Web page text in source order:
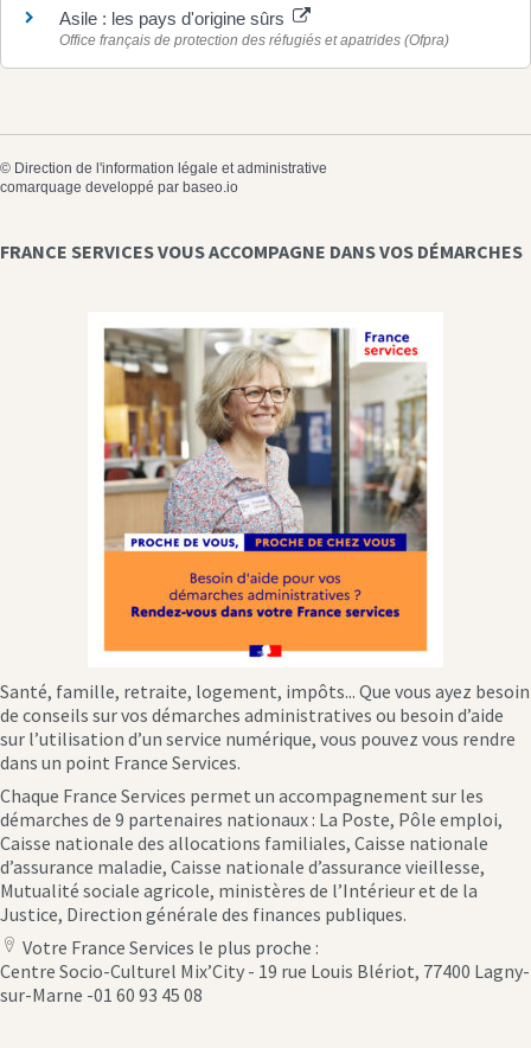
Asile : les pays d'origine sûrs
Office français de protection des réfugiés et apatrides (Ofpra)
© Direction de l'information légale et administrative
comarquage developpé par baseo.io
FRANCE SERVICES VOUS ACCOMPAGNE DANS VOS DÉMARCHES
Santé, famille, retraite, logement, impôts... Que vous ayez besoin
de conseils sur vos démarches administratives ou besoin d’aide
sur l’utilisation d’un service numérique, vous pouvez vous rendre
dans un point France Services.
Chaque France Services permet un accompagnement sur les
démarches de 9 partenaires nationaux : La Poste, Pôle emploi,
Caisse nationale des allocations familiales, Caisse nationale
d’assurance maladie, Caisse nationale d’assurance vieillesse,
Mutualité sociale agricole, ministères de l’Intérieur et de la
Justice, Direction générale des finances publiques.
location
icon
Votre France Services le plus proche :
Centre Socio-Culturel Mix’City - 19 rue Louis Blériot, 77400 Lagny-
sur-Marne -01 60 93 45 08